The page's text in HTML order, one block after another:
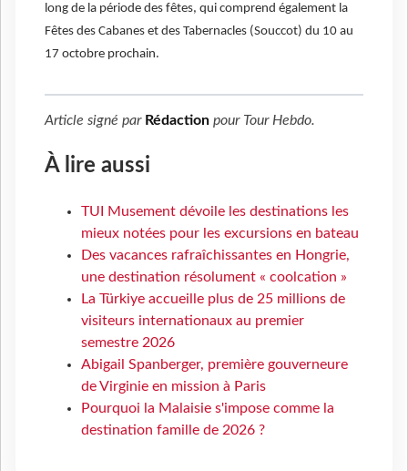
long de la période des fêtes, qui comprend également la
Fêtes des Cabanes et des Tabernacles (Souccot) du 10 au
17 octobre prochain.
Article signé par Rédaction pour Tour Hebdo.
À lire aussi
TUI Musement dévoile les destinations les
mieux notées pour les excursions en bateau
Des vacances rafraîchissantes en Hongrie,
une destination résolument « coolcation »
La Türkiye accueille plus de 25 millions de
visiteurs internationaux au premier
semestre 2026
Abigail Spanberger, première gouverneure
de Virginie en mission à Paris
Pourquoi la Malaisie s'impose comme la
destination famille de 2026 ?